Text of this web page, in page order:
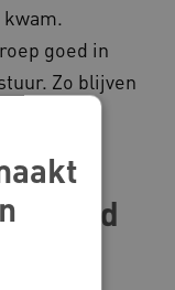
goed in
Zo blijven
rond